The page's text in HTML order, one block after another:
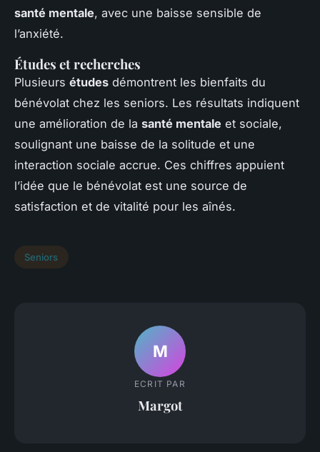
santé mentale, avec une baisse sensible de
l’anxiété.
Études et recherches
Plusieurs études démontrent les bienfaits du
bénévolat chez les seniors. Les résultats indiquent
une amélioration de la santé mentale et sociale,
soulignant une baisse de la solitude et une
interaction sociale accrue. Ces chiffres appuient
l’idée que le bénévolat est une source de
satisfaction et de vitalité pour les aînés.
Seniors
M
ECRIT PAR
Margot